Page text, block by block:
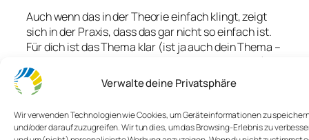
Verwalte deine Privatsphäre
Wir verwenden Technologien wie Cookies, um Geräteinformationen zu
und/oder darauf zuzugreifen. Wir tun dies, um das Browsing-Erlebnis zu
Auch wenn das in der Theorie einfach klingt, zeigt
sich in der Praxis, dass das gar nicht so einfach ist.
Für dich ist das Thema klar (ist ja auch dein Thema –
wäre komisch, wenn du nicht Bescheid wüsstest),
aber bei den anderen tauchen Fragen auf. Oder
Bedenken, Sorgen oder Ideen.
Diese Fragen und Ideen werden nicht immer
geäußert. Vielleicht, weil man Angst hat, dass die